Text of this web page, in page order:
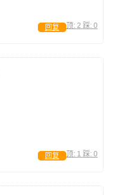
顶: 2 踩: 0
回复
顶: 1 踩: 0
回复